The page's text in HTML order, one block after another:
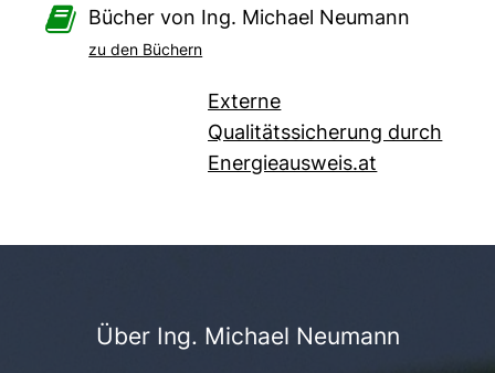
 Bücher von Ing. Michael Neumann
zu den Büchern
Externe
Qualitätssicherung durch
Energieausweis.at
Über Ing. Michael Neumann